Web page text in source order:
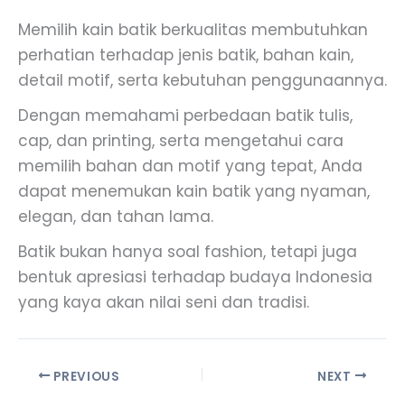
Memilih kain batik berkualitas membutuhkan
perhatian terhadap jenis batik, bahan kain,
detail motif, serta kebutuhan penggunaannya.
Dengan memahami perbedaan batik tulis,
cap, dan printing, serta mengetahui cara
memilih bahan dan motif yang tepat, Anda
dapat menemukan kain batik yang nyaman,
elegan, dan tahan lama.
Batik bukan hanya soal fashion, tetapi juga
bentuk apresiasi terhadap budaya Indonesia
yang kaya akan nilai seni dan tradisi.
PREVIOUS NEXT